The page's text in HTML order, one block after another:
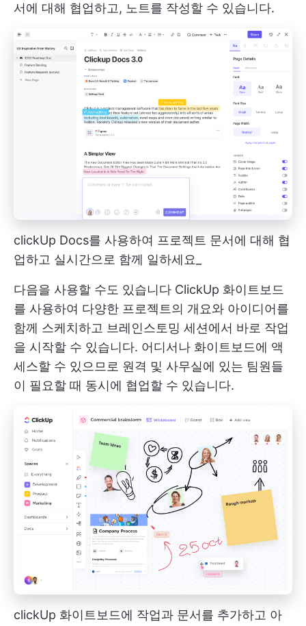
서에 대해 협업하고, 노트를 작성할 수 있습니다.
clickUp Docs를 사용하여 프로젝트 문서에 대해 협
업하고 실시간으로 함께 일하세요_
다음을 사용할 수도 있습니다 ClickUp 화이트보드
를 사용하여 다양한 프로젝트의 개요와 아이디어를
함께 스케치하고 브레인스토밍 세션에서 바로 작업
을 시작할 수 있습니다. 어디서나 화이트보드에 액
세스할 수 있으므로 원격 및 사무실에 있는 팀원들
이 필요할 때 동시에 협업할 수 있습니다.
clickUp 화이트보드에 작업과 문서를 추가하고 아